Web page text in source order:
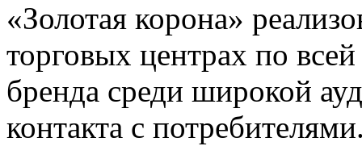
«Золотая корона»
торговых центрах по
бренда среди широкой
контакта с